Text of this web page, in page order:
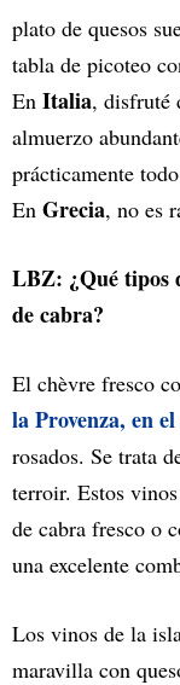
plato de quesos
tabla de picoteo
En Italia, disfruté
almuerzo
prácticamente
En Grecia, no es
LBZ: ¿Qué tipos
de cabra?
El chèvre fresco
la Provenza, en
rosados. Se trata
terroir. Estos
de cabra fresco o
una excelente
Los vinos de la
maravilla con